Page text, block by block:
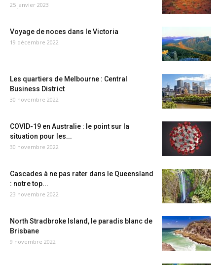
25 janvier 2023
Voyage de noces dans le Victoria
19 décembre 2022
Les quartiers de Melbourne : Central
Business District
30 novembre 2022
COVID-19 en Australie : le point sur la
situation pour les...
30 novembre 2022
Cascades à ne pas rater dans le Queensland
: notre top...
23 novembre 2022
North Stradbroke Island, le paradis blanc de
Brisbane
9 novembre 2022